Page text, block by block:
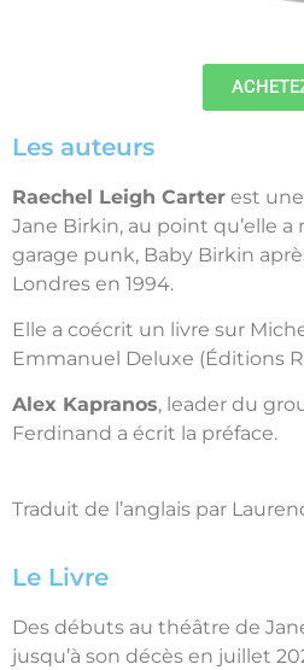
Les auteurs
Raechel Leigh Carter est
Jane Birkin, au point qu’elle
garage punk, Baby Birkin
Londres en 1994.
Elle a coécrit un livre sur
Emmanuel Deluxe (Éditions
Alex Kapranos, leader du
Ferdinand a écrit la préface.
Traduit de l’anglais par
Le Livre
Des débuts au théâtre de
jusqu’à son décès en juillet